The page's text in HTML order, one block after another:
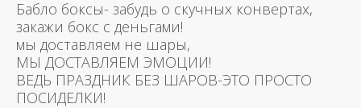
Бабло боксы- забудь о скучных конвертах,
закажи бокс с деньгами!
мы доставляем не шары,
МЫ ДОСТАВЛЯЕМ ЭМОЦИИ!
ВЕДЬ ПРАЗДНИК БЕЗ ШАРОВ-ЭТО ПРОСТО
ПОСИДЕЛКИ!